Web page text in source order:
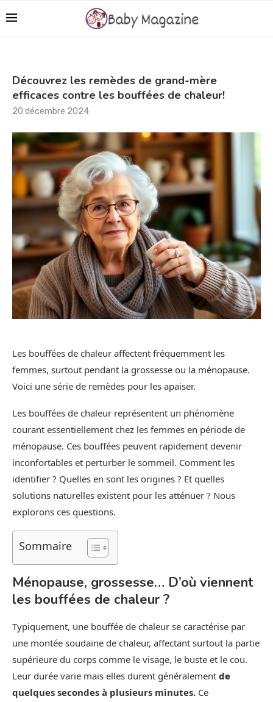
Découvrez les remèdes de grand-mère
efficaces contre les bouffées de chaleur!
20 décembre 2024
Les bouffées de chaleur affectent fréquemment les
femmes, surtout pendant la grossesse ou la ménopause.
Voici une série de remèdes pour les apaiser.
Les bouffées de chaleur représentent un phénomène
courant essentiellement chez les femmes en période de
ménopause. Ces bouffées peuvent rapidement devenir
inconfortables et perturber le sommeil. Comment les
identifier ? Quelles en sont les origines ? Et quelles
solutions naturelles existent pour les atténuer ? Nous
explorons ces questions.
Sommaire
Ménopause, grossesse… D’où viennent
les bouffées de chaleur ?
Typiquement, une bouffée de chaleur se caractérise par
une montée soudaine de chaleur, affectant surtout la partie
supérieure du corps comme le visage, le buste et le cou.
Leur durée varie mais elles durent généralement de
quelques secondes à plusieurs minutes. Ce